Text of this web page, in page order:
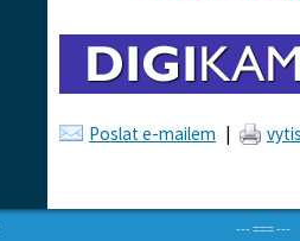
Poslat e-mailem |
--- === ---